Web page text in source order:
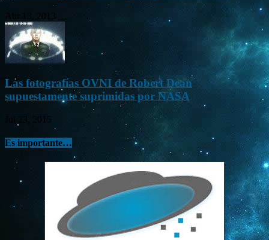
Abr 13, 2013
Las fotografías OVNI de Robert Dean
supuestamente suprimidas por NASA
Jul 23, 2015
Es importante…